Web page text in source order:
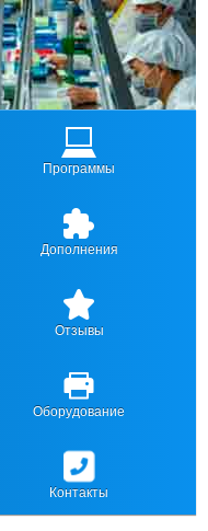
Программы
Дополнения
Отзывы
Оборудование
Контакты